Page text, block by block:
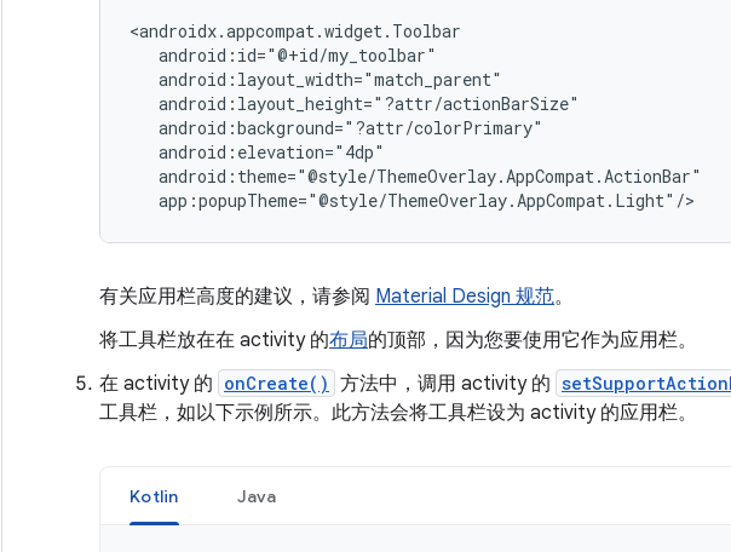
app:popupTheme="@style/ThemeOverlay.AppCompat.Light"/>
有关应用栏高度的建议，请参阅 Material Design 规范。
将工具栏放在在 activity 的布局的顶部，因为您要使用它作为应用栏。
在 activity 的 onCreate() 方法中，调用 activity 的
工具栏，如以下示例所示。此方法会将工具栏设为 activity 的应用栏。
Kotlin Java